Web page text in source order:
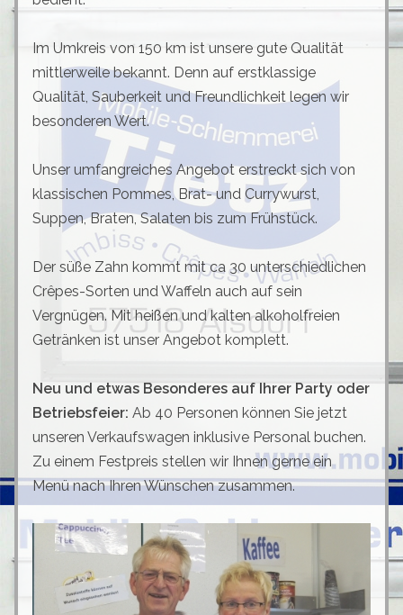
Im Umkreis von 150 km ist unsere gute Qualität
mittlerweile bekannt. Denn auf erstklassige
Qualität, Sauberkeit und Freundlichkeit legen wir
besonderen Wert.
Unser umfangreiches Angebot erstreckt sich von
klassischen Pommes, Brat- und Currywurst,
Suppen, Braten, Salaten bis zum Frühstück.
Der süße Zahn kommt mit ca 30 unterschiedlichen
Crêpes-Sorten und Waffeln auch auf sein
Vergnügen. Mit heißen und kalten alkoholfreien
Getränken ist unser Angebot komplett.
Neu und etwas Besonderes auf Ihrer Party oder
Betriebsfeier: Ab 40 Personen können Sie jetzt
unseren Verkaufswagen inklusive Personal buchen.
Zu einem Festpreis stellen wir Ihnen gerne ein
Menü nach Ihren Wünschen zusammen.